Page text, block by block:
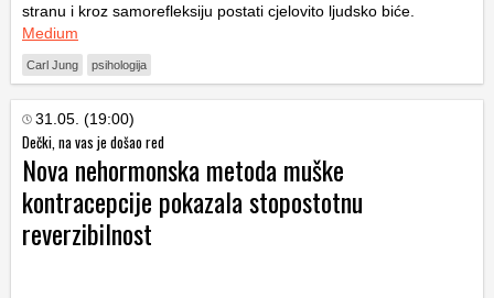
stranu i kroz samorefleksiju postati cjelovito ljudsko biće.
Medium
Carl Jung psihologija
31.05. (19:00)
Dečki, na vas je došao red
Nova nehormonska metoda muške
kontracepcije pokazala stopostotnu
reverzibilnost